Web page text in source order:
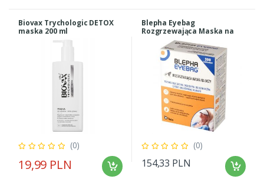
Biovax Trychologic DETOX
maska 200 ml
(0)
19,99 PLN
Blepha Eyebag
Rozgrzewająca Maska na
(0)
154,33 PLN